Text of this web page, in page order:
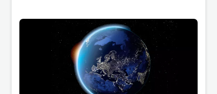
Einnahmequellen aus dem Verkauf von Energien
inbesonder Öl und Ölprodukte zuverringern. Die
Ergänzungen betreffen die Verordnung (EU) 833/2014
sowie die Verordnung (EU) 269/2014. Im Folgenden
erhalten Sie einen kurzen Überblick über die
wichtigsten Ergänzungen sowie Änderungen und die
sich daraus ergebenen Auswirkungen für europäische